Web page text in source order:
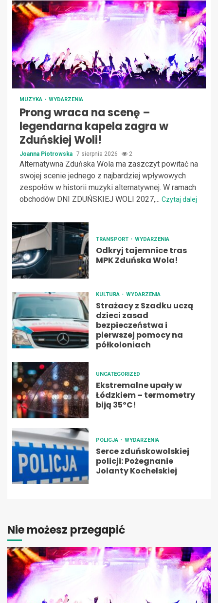
MUZYKA WYDARZENIA
Prong wraca na scenę –
legendarna kapela zagra w
Zduńskiej Woli!
Joanna Piotrowska 7 sierpnia 2026 2
Alternatywna Zduńska Wola ma zaszczyt powitać na
swojej scenie jednego z najbardziej wpływowych
zespołów w historii muzyki alternatywnej. W ramach
obchodów DNI ZDUŃSKIEJ WOLI 2027,... Czytaj dalej
TRANSPORT WYDARZENIA
Odkryj tajemnice tras
MPK Zduńska Wola!
KULTURA WYDARZENIA
Strażacy z Szadku uczą
dzieci zasad
bezpieczeństwa i
pierwszej pomocy na
półkoloniach
UNCATEGORIZED
Ekstremalne upały w
Łódzkiem – termometry
biją 35ºC!
POLICJA WYDARZENIA
Serce zduńskowolskiej
policji: Pożegnanie
Jolanty Kochelskiej
Nie możesz przegapić